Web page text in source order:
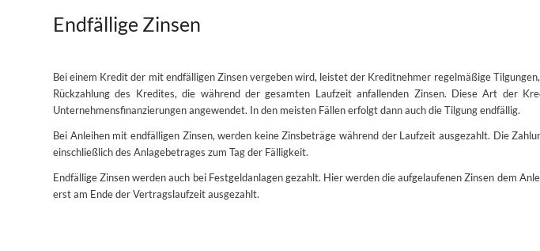
Endfällige Zinsen
Bei einem Kredit der mit endfälligen Zinsen vergeben wird, leistet der Kreditnehmer regelmäßige
Rückzahlung des Kredites, die während der gesamten Laufzeit anfallenden Zinsen. Diese Art der
Unternehmensfinanzierungen angewendet. In den meisten Fällen erfolgt dann auch die Tilgung endfällig.
Bei Anleihen mit endfälligen Zinsen, werden keine Zinsbeträge während der Laufzeit ausgezahlt. Die
einschließlich des Anlagebetrages zum Tag der Fälligkeit.
Endfällige Zinsen werden auch bei Festgeldanlagen gezahlt. Hier werden die aufgelaufenen Zinsen dem
erst am Ende der Vertragslaufzeit ausgezahlt.